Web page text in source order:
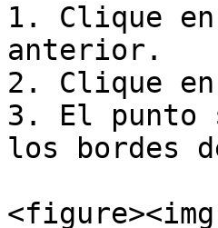
1. Clique
anterior.
2. Clique
3. El punto
los bordes